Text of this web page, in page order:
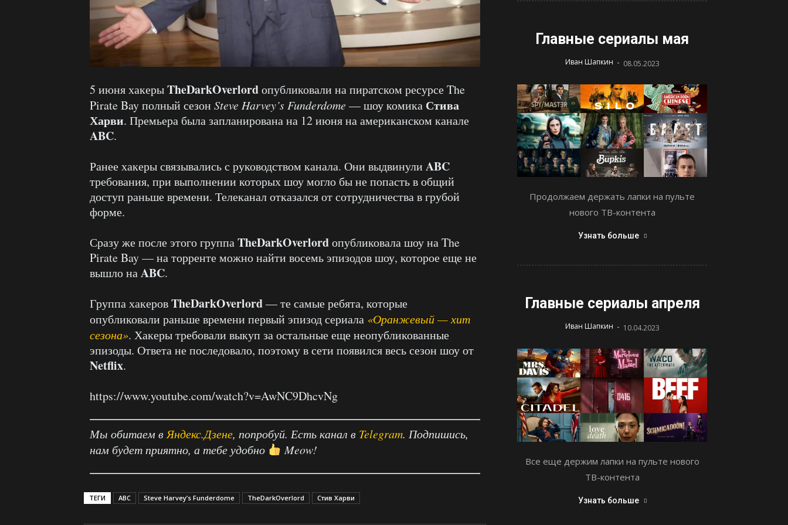
5 июня хакерыTheDarkOverlordопубликовали на пиратском ресурсе The
Pirate Bay полный сезон Steve Harvey’s Funderdome— шоу комика Стива
Харви. Премьера была запланирована на 12 июня на американском канале
ABC.
Ранее хакеры связывались с руководством канала. Они выдвинули ABC
требования, при выполнении которых шоу могло бы не попасть в общий
доступ раньше времени. Телеканал отказался от сотрудничества в грубой
форме.
Сразу же после этого группаTheDarkOverlordопубликовала шоу на The
Pirate Bay — на торренте можно найти восемь эпизодов шоу, которое еще не
вышло наABC.
Группа хакеровTheDarkOverlord— те самые ребята, которые
опубликовали раньше времени первый эпизод сериала «Оранжевый — хит
сезона». Хакеры требовали выкуп за остальные еще неопубликованные
эпизоды. Ответа не последовало, поэтому в сети появился весь сезон шоу от
Netflix.
https://www.youtube.com/watch?v=AwNC9DhcvNg
Мы обитаем вЯндекс.Дзене, попробуй. Есть канал в Telegram. Подпишись,
нам будет приятно, а тебе удобно
Meow!
ТЕГИ ABC Steve Harvey’s Funderdome TheDarkOverlord Стив Харви
Главные сериалы мая
Иван Шапкин - 08.05.2023
Продолжаем держать лапки на пульте
нового ТВ-контента
Узнать больше
Главные сериалы апреля
Иван Шапкин - 10.04.2023
Все еще держим лапки на пульте нового
ТВ-контента
Узнать больше